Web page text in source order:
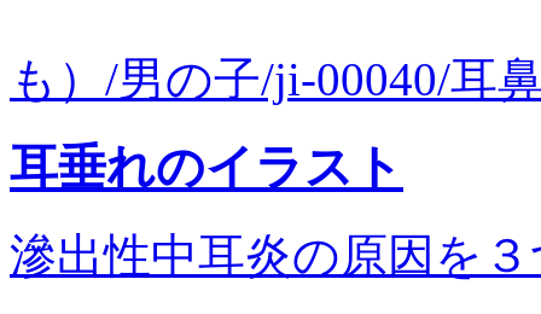
も）/男の子/ji-00040/耳
耳垂れのイラスト
滲出性中耳炎の原因を